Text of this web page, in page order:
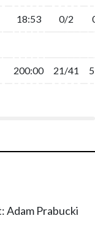
18:53 0/2
200:00 21/41
18:53 0/2
200:00 21/41
Adam Prabucki